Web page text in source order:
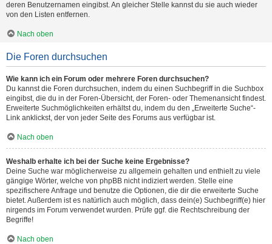
deren Benutzernamen eingibst. An gleicher Stelle kannst du sie auch wieder
von den Listen entfernen.
Nach oben
Die Foren durchsuchen
Wie kann ich ein Forum oder mehrere Foren durchsuchen?
Du kannst die Foren durchsuchen, indem du einen Suchbegriff in die Suchbox
eingibst, die du in der Foren-Übersicht, der Foren- oder Themenansicht findest.
Erweiterte Suchmöglichkeiten erhältst du, indem du den „Erweiterte Suche“-
Link anklickst, der von jeder Seite des Forums aus verfügbar ist.
Nach oben
Weshalb erhalte ich bei der Suche keine Ergebnisse?
Deine Suche war möglicherweise zu allgemein gehalten und enthielt zu viele
gängige Wörter, welche von phpBB nicht indiziert werden. Stelle eine
spezifischere Anfrage und benutze die Optionen, die dir die erweiterte Suche
bietet. Außerdem ist es natürlich auch möglich, dass dein(e) Suchbegriff(e) hier
nirgends im Forum verwendet wurden. Prüfe ggf. die Rechtschreibung der
Begriffe!
Nach oben